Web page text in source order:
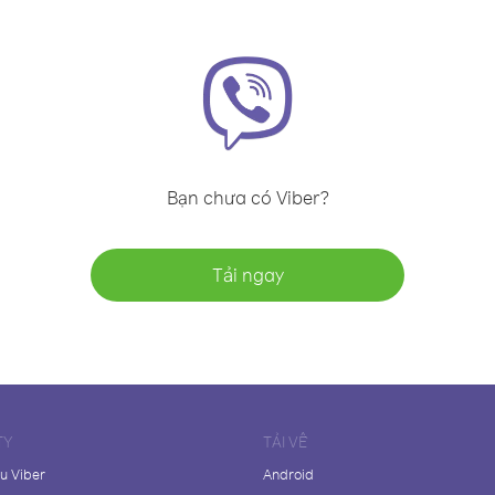
Bạn chưa có Viber?
Tải ngay
Viber
TẢI VỀ
Android